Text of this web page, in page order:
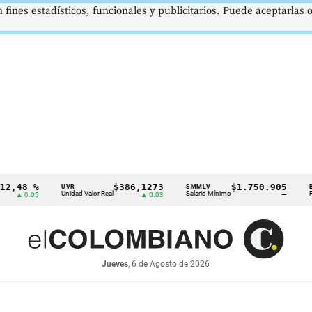
UVR
Unidad Valor Real
$386,1273
▲ 0.03
SMMLV
Salario Mínimo
$1.750.905 BRENT
Petróleo
Jueves, 6 de Agosto de 2026
estadísticos, funcionales y publicitarios. Puede aceptarlas